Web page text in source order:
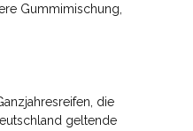
Gummimischung,
die
geltende